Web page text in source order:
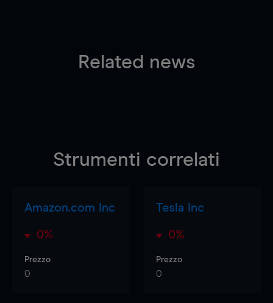
Related news
Strumenti correlati
Amazon.com Inc
0%
Prezzo
0
Tesla Inc
0%
Prezzo
0